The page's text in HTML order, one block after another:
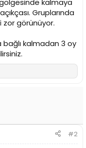
kalmaya
Gruplarında
zor görünüyor.
bağlı kalmadan 3 oy
#2